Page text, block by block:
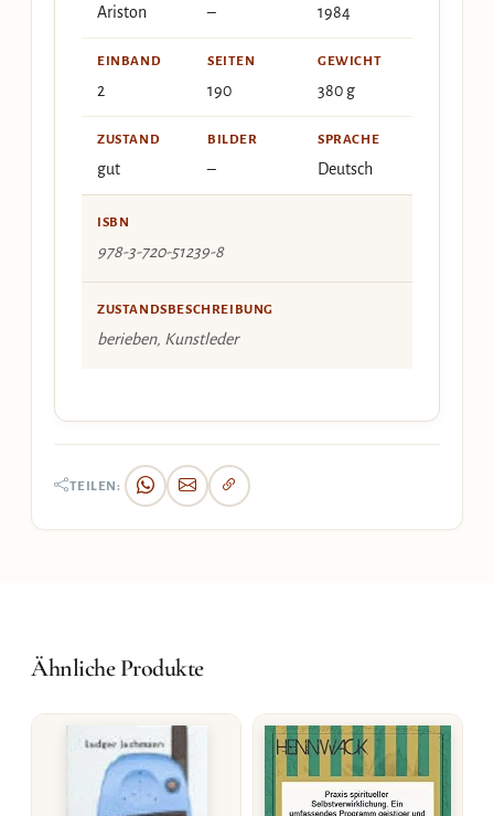
Ariston – 1984
EINBAND
2
SEITEN
190
GEWICHT
380 g
ZUSTAND
gut
BILDER
–
SPRACHE
Deutsch
ISBN
978-3-720-51239-8
ZUSTANDSBESCHREIBUNG
berieben, Kunstleder
TEILEN:
Ähnliche Produkte